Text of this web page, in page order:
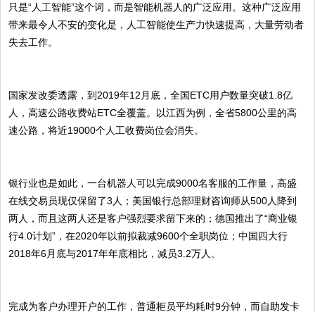
只是“人工智能”这个词，而是智能机器人的广泛应用。这种广泛应用
带来最令人不安的变化是，人工智能使生产力快速提高，大量劳动者
失去工作。
国家发改委透露，到2019年12月底，全国ETC用户数量突破1.8亿
人，高速公路收费站ETC全覆盖。以江西为例，全省5800公里的高
速公路，将近19000个人工收费岗位会消失。
银行业也是如此，一台机器人可以完成9000名客服的工作量，高盛
在线交易员现仅保留了3人；美国银行总部理财咨询师从500人降到
两人，而且这两人还是客户强烈要求留下来的；德国推出了“商业银
行4.0计划”，在2020年以前拟裁减9600个全职岗位；中国四大行
2018年6月底与2017年年底相比，减员3.2万人。
完成为客户办理开户的工作，普通柜员平均耗时9分钟，而自助发卡